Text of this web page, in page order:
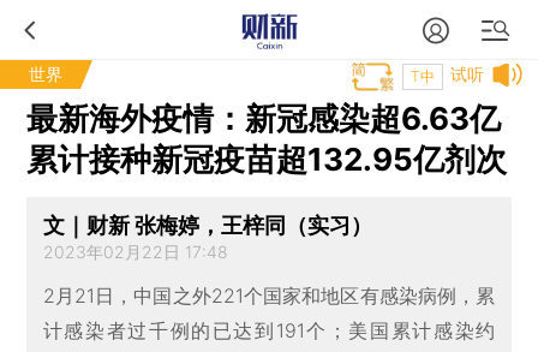
世界 试听
T中
最新海外疫情：新冠感染超6.63亿
累计接种新冠疫苗超132.95亿剂次
文｜财新 张梅婷，王梓同（实习）
2023年02月22日 17:48
2月21日，中国之外221个国家和地区有感染病例，累
计感染者过千例的已达到191个；美国累计感染约